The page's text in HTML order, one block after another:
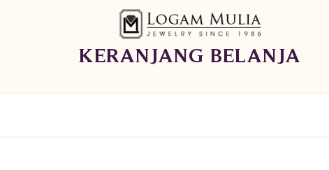
KERANJANG BELANJA